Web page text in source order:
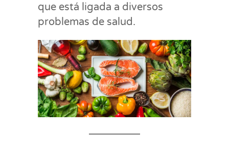
que está ligada a diversos
problemas de salud.